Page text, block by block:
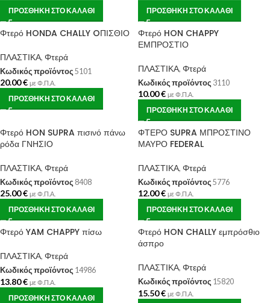
ΠΡΟΣΘΉΚΗ ΣΤΟ ΚΑΛΆΘΙ ΠΡΟΣΘΉΚΗ ΣΤΟ ΚΑΛΆΘΙ
Φτερό HONDA CHALLY OΠΙΣΘΙΟ
ΠΛΑΣΤΙΚΑ, Φτερά
Κωδικός προϊόντος 5101
20.00€ με Φ.Π.Α.
ΠΡΟΣΘΉΚΗ ΣΤΟ ΚΑΛΆΘΙ
Φτερό HON CHAPPY
ΕΜΠΡΟΣΤΙΟ
ΠΛΑΣΤΙΚΑ, Φτερά
Κωδικός προϊόντος 3110
10.00€ με Φ.Π.Α.
ΠΡΟΣΘΉΚΗ ΣΤΟ ΚΑΛΆΘΙ
Φτερό HON SUPRA πισινό πάνω
ρόδα ΓΝΗΣΙΟ
ΠΛΑΣΤΙΚΑ, Φτερά
Κωδικός προϊόντος 8408
25.00€ με Φ.Π.Α.
ΠΡΟΣΘΉΚΗ ΣΤΟ ΚΑΛΆΘΙ
ΦΤΕΡΟ SUPRA ΜΠΡΟΣΤΙΝΟ
ΜΑΥΡΟ FEDERAL
ΠΛΑΣΤΙΚΑ, Φτερά
Κωδικός προϊόντος 5776
12.00€ με Φ.Π.Α.
ΠΡΟΣΘΉΚΗ ΣΤΟ ΚΑΛΆΘΙ
Φτερό YAM CHAPPY πίσω
ΠΛΑΣΤΙΚΑ, Φτερά
Κωδικός προϊόντος 14986
13.80€ με Φ.Π.Α.
ΠΡΟΣΘΉΚΗ ΣΤΟ ΚΑΛΆΘΙ
Φτερό HON CHALLY εμπρόσθιο
άσπρο
ΠΛΑΣΤΙΚΑ, Φτερά
Κωδικός προϊόντος 15820
15.50€ με Φ.Π.Α.